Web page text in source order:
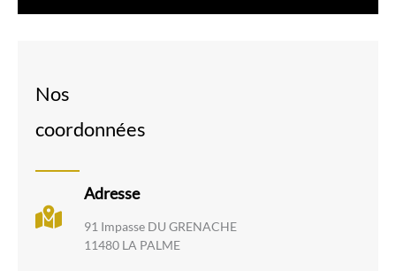
Nos
coordonnées
Adresse
91 Impasse DU GRENACHE
11480 LA PALME